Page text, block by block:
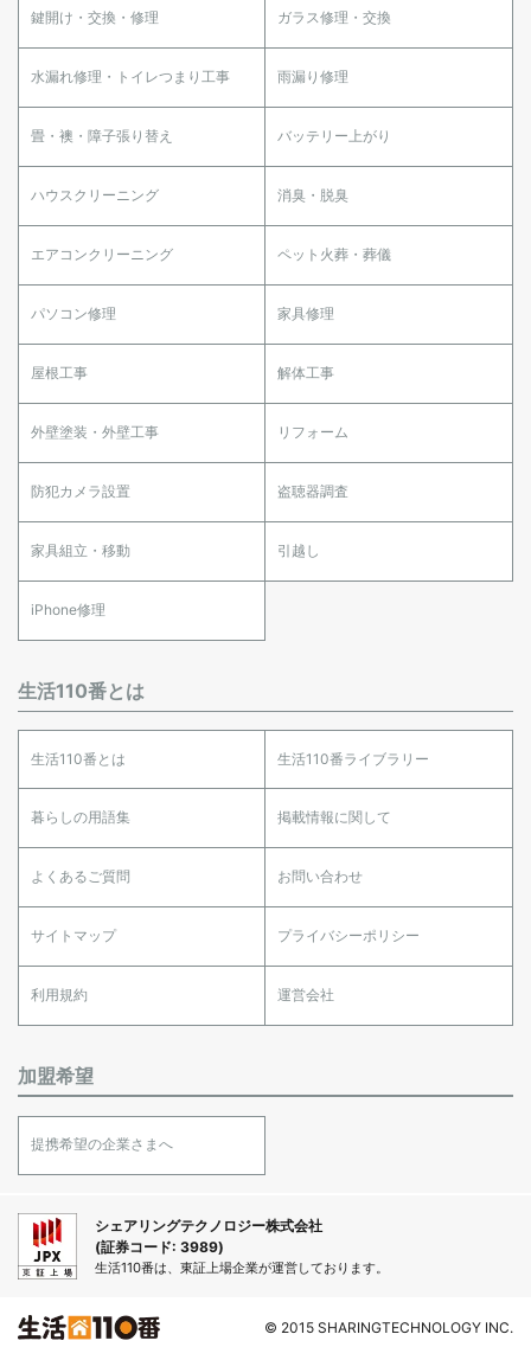
鍵開け・交換・修理 ガラス修理・交換
水漏れ修理・トイレつまり工事 雨漏り修理
畳・襖・障子張り替え バッテリー上がり
ハウスクリーニング 消臭・脱臭
エアコンクリーニング ペット火葬・葬儀
パソコン修理 家具修理
屋根工事 解体工事
外壁塗装・外壁工事 リフォーム
防犯カメラ設置 盗聴器調査
家具組立・移動 引越し
iPhone修理
生活110番とは
生活110番とは 生活110番ライブラリー
暮らしの用語集 掲載情報に関して
よくあるご質問 お問い合わせ
サイトマップ プライバシーポリシー
利用規約 運営会社
加盟希望
提携希望の企業さまへ
シェアリングテクノロジー株式会社
(証券コード: 3989)
生活110番は、東証上場企業が運営しております。
© 2015 SHARINGTECHNOLOGY INC.